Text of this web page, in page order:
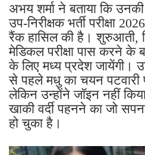
अभय शर्मा ने बताया कि
उप-निरीक्षक भर्ती परीक्षा
रैंक हासिल की है। शुरुआती,
मेडिकल परीक्षा पास करने के
के लिए मध्य प्रदेश जायेंगी।
से पहले मधु का चयन पटवारी
लेकिन उन्होंने जॉइन नहीं
खाकी वर्दी पहनने का जो
हो चुका है।